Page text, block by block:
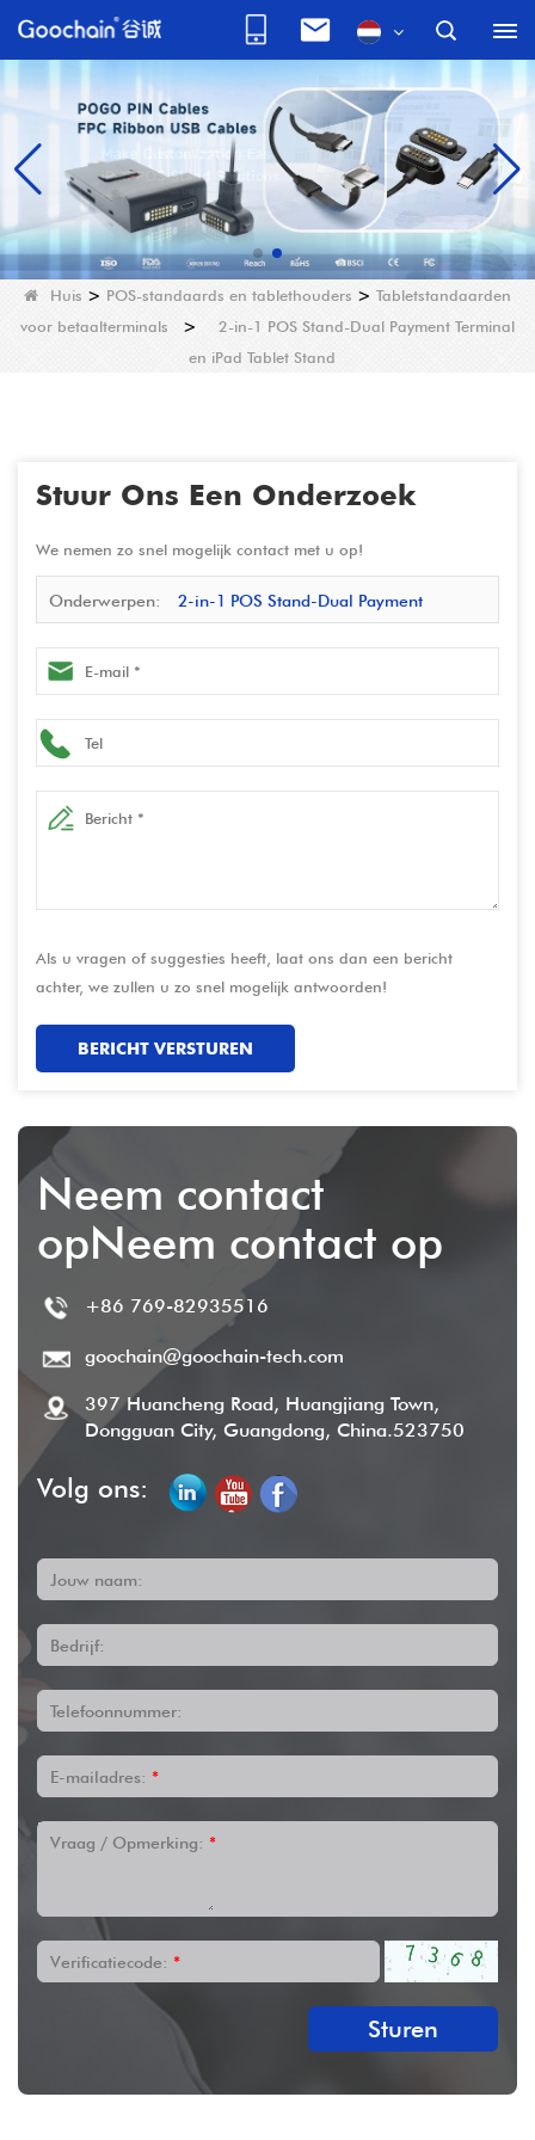
Huis > POS-standaards en tablethouders > Tabletstandaarden
voor betaalterminals >
2-in-1 POS Stand-Dual Payment Terminal
en iPad Tablet Stand
Stuur Ons Een Onderzoek
We nemen zo snel mogelijk contact met u op!
Onderwerpen: 2-in-1 POS Stand-Dual Payment
Terminal en iPad Tablet Stand
Als u vragen of suggesties heeft, laat ons dan een bericht
achter, we zullen u zo snel mogelijk antwoorden!
BERICHT VERSTUREN
Neem contact
opNeem contact op
+86 769-82935516
goochain@goochain-tech.com
397 Huancheng Road, Huangjiang Town,
Dongguan City, Guangdong, China.523750
Volg ons:
Jouw naam:
Bedrijf:
Telefoonnummer:
E-mailadres: *
Vraag / Opmerking: *
Verificatiecode: *
Sturen